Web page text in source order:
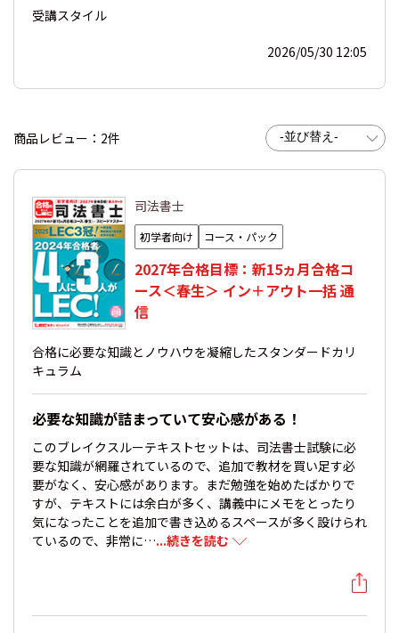
受講スタイル
2026/05/30 12:05
商品レビュー：2件
司法書士
初学者向け コース・パック
2027年合格目標：新15ヵ月合格コ
ース＜春生＞ イン＋アウト一括 通
信
合格に必要な知識とノウハウを凝縮したスタンダードカリ
キュラム
必要な知識が詰まっていて安心感がある！
このブレイクスルーテキストセットは、司法書士試験に必
要な知識が網羅されているので、追加で教材を買い足す必
要がなく、安心感があります。まだ勉強を始めたばかりで
すが、テキストには余白が多く、講義中にメモをとったり
気になったことを追加で書き込めるスペースが多く設けられ
ているので、非常に…...続きを読む